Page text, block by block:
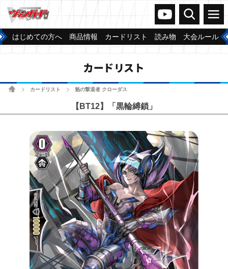
ヴァンガードch
検索 メニュー
はじめての方へ 商品情報 カードリスト 読み物 大会ルール
カードリスト
ホームカードリスト 魁の撃退者 クローダス
【BT12】「黒輪縛鎖」